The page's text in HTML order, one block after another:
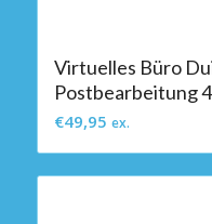
Virtuelles Büro
Postbearbeitung
€49,95 ex.